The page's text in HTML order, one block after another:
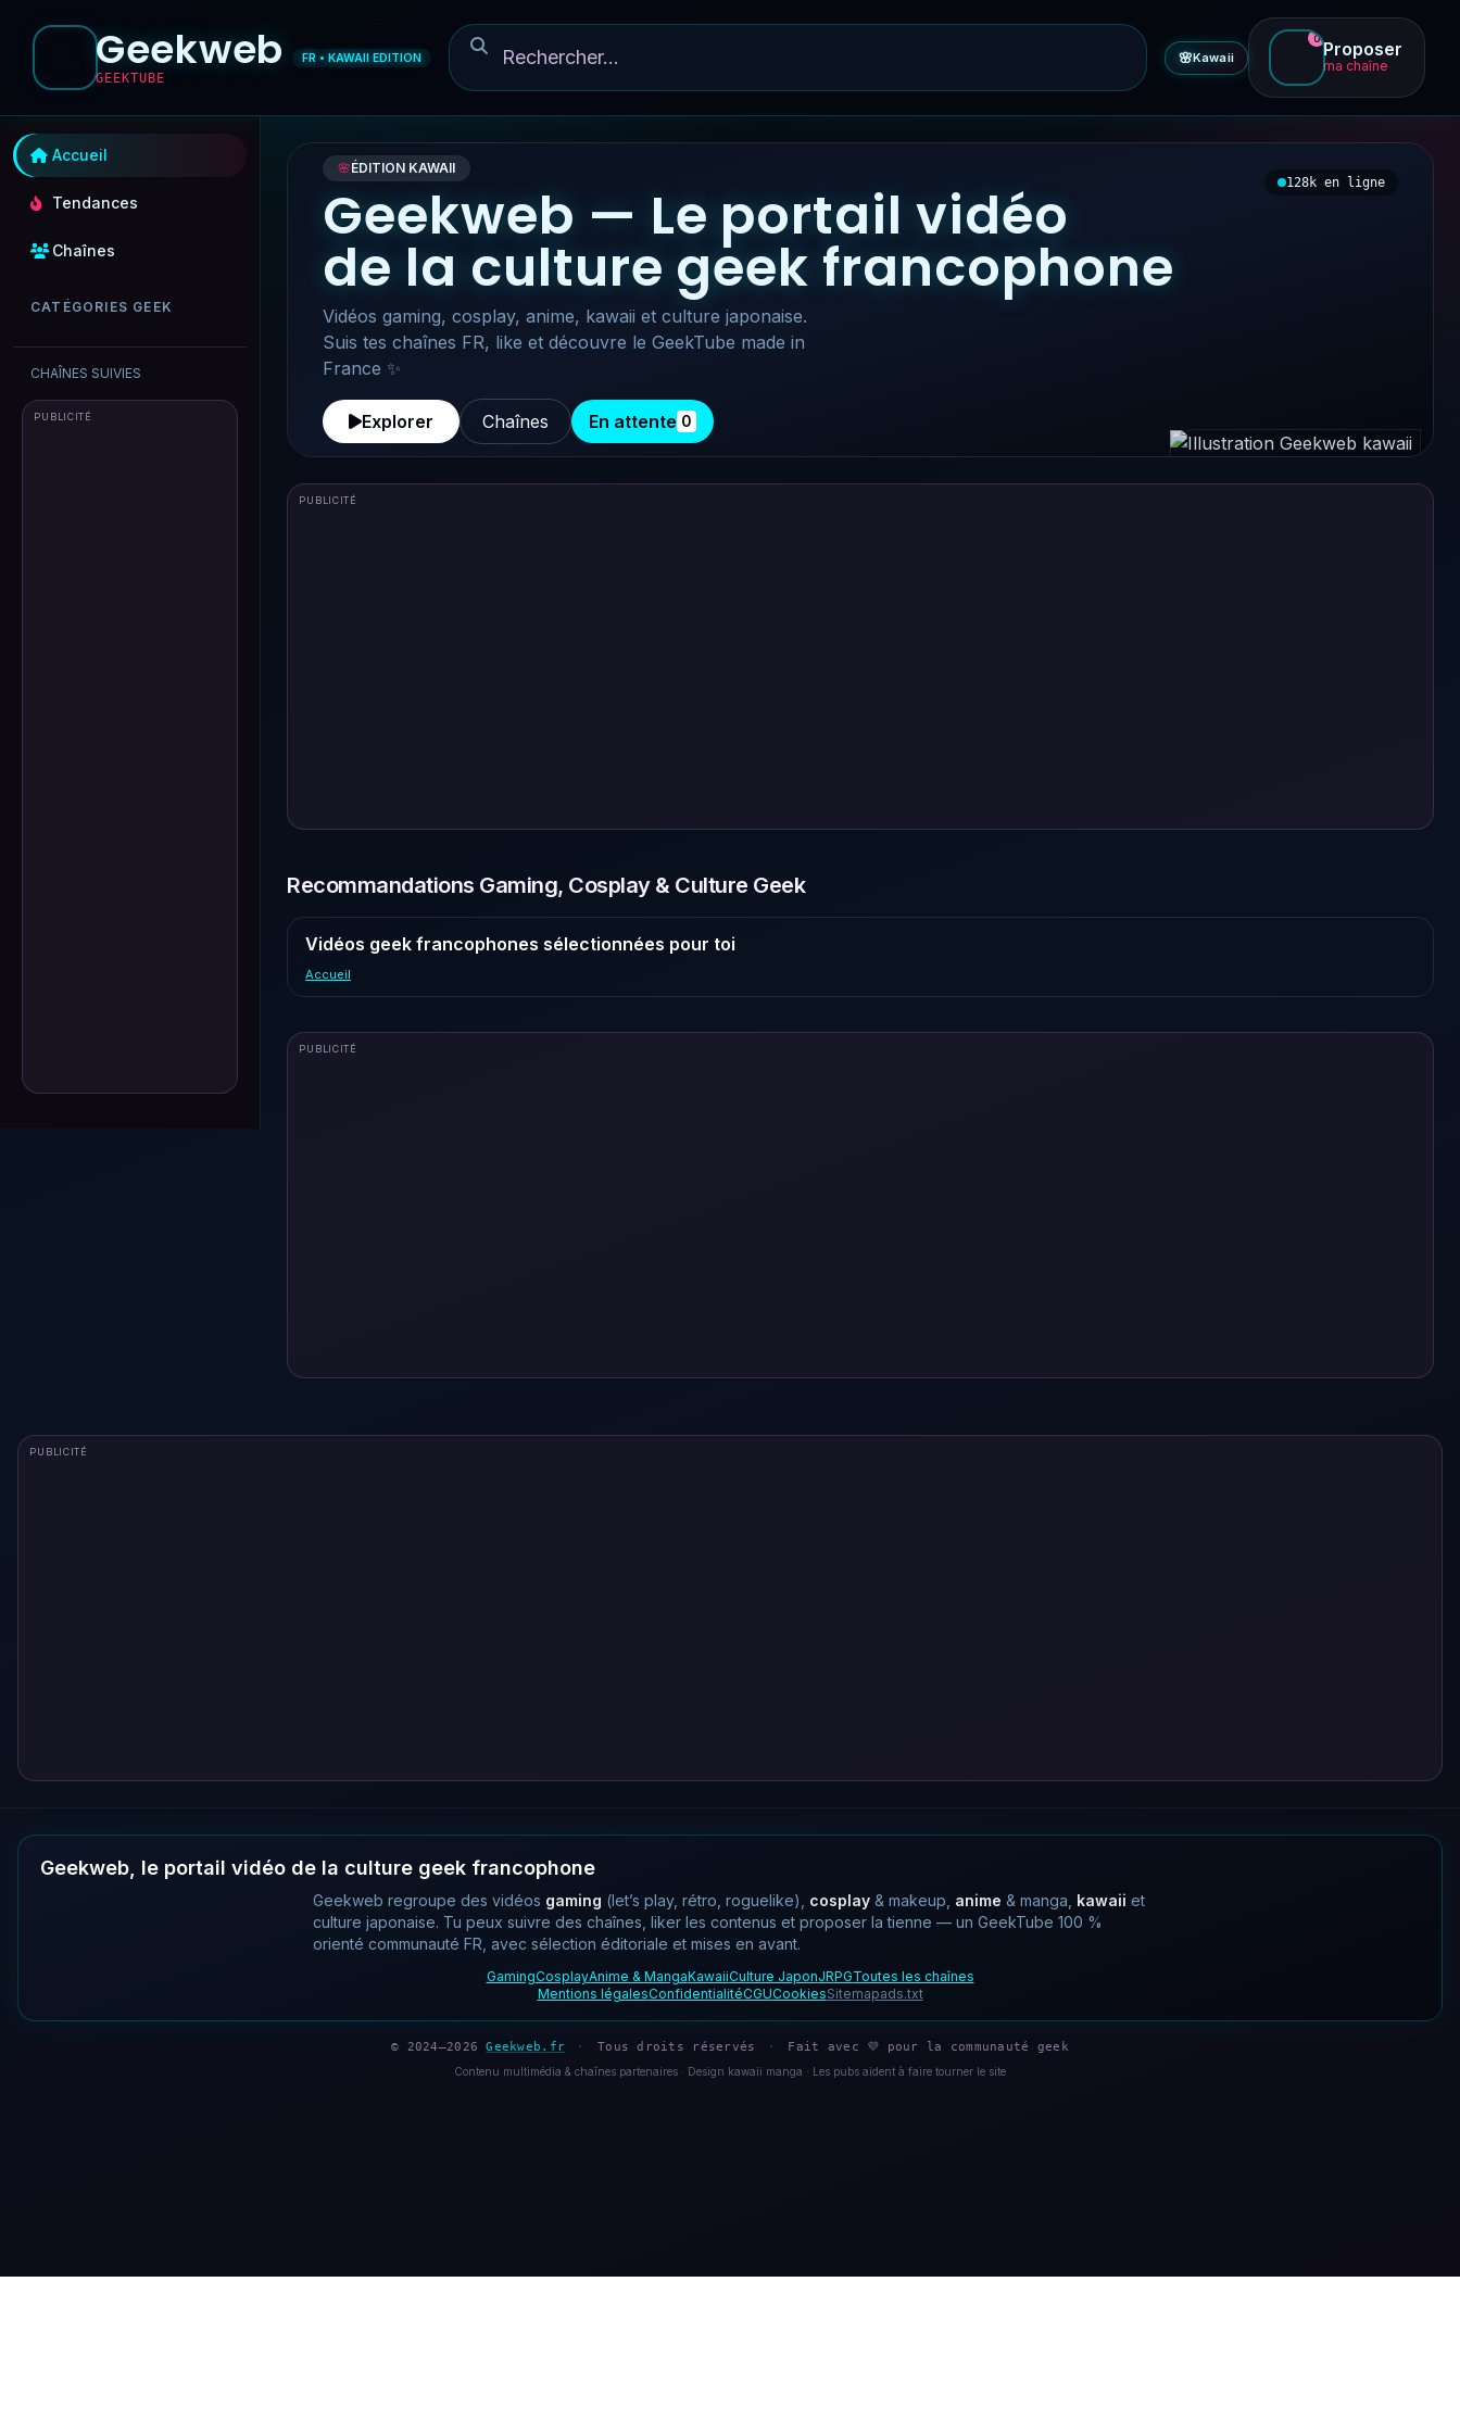
Geekweb
GEEKTUBE
FR • KAWAII EDITION 🌸Kawaii
0 Proposer
ma chaîne
Accueil
Tendances
Chaînes
CATÉGORIES GEEK
CHAÎNES SUIVIES
PUBLICITÉ
🌸ÉDITION KAWAII
Geekweb — Le portail vidéo
de la culture geek francophone
Vidéos gaming, cosplay, anime, kawaii et culture japonaise.
Suis tes chaînes FR, like et découvre le GeekTube made in
France ✨
Explorer Chaînes En attente 0
128k en ligne
PUBLICITÉ
Recommandations Gaming, Cosplay & Culture Geek
Vidéos geek francophones sélectionnées pour toi
Accueil
PUBLICITÉ
PUBLICITÉ
Geekweb, le portail vidéo de la culture geek francophone
Geekweb regroupe des vidéos gaming (let’s play, rétro, roguelike), cosplay & makeup, anime & manga, kawaii et
culture japonaise. Tu peux suivre des chaînes, liker les contenus et proposer la tienne — un GeekTube 100 %
orienté communauté FR, avec sélection éditoriale et mises en avant.
GamingCosplayAnime & MangaKawaiiCulture JaponJRPGToutes les chaînes
Mentions légalesConfidentialitéCGUCookiesSitemapads.txt
© 2024–2026Geekweb.fr · Tous droits réservés · Fait avec 💜 pour la communauté geek
Contenu multimédia & chaînes partenaires · Design kawaii manga · Les pubs aident à faire tourner le site